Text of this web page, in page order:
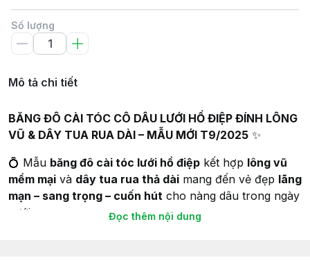
Số lượng
Mô tả chi tiết
BĂNG ĐÔ CÀI TÓC CÔ DÂU LƯỚI HỒ ĐIỆP ĐÍNH LÔNG
VŨ & DÂY TUA RUA DÀI – MẪU MỚI T9/2025 ✨
💍 Mẫu băng đô cài tóc lưới hồ điệp kết hợp lông vũ
mềm mại và dây tua rua thả dài mang đến vẻ đẹp lãng
mạn – sang trọng – cuốn hút cho nàng dâu trong ngày
cưới.
Đọc thêm nội dung